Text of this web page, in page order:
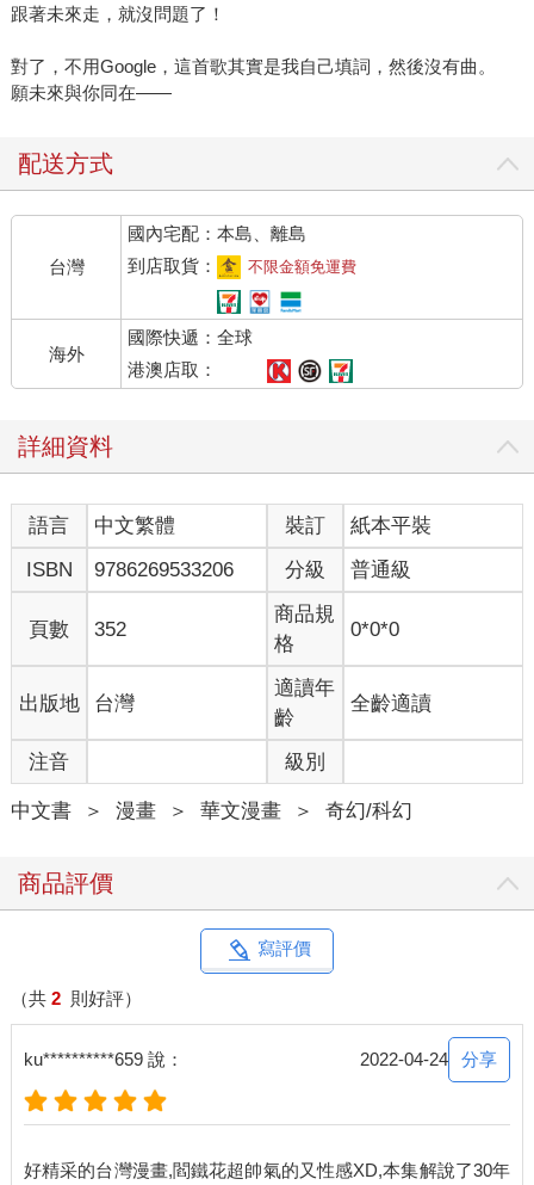
跟著未來走，就沒問題了！
對了，不用Google，這首歌其實是我自己填詞，然後沒有曲。
願未來與你同在――
配送方式
台灣
國內宅配：本島、離島
到店取貨：
不限金額免運費
海外
國際快遞：全球
港澳店取：
詳細資料
語言 中文繁體 裝訂
紙本平裝
ISBN
9786269533206 分級 普通級
頁數 352
商品規
格
0*0*0
出版地 台灣
適讀年
齡
全齡適讀
注音 級別
中文書 ＞ 漫畫 ＞ 華文漫畫 ＞ 奇幻/科幻
商品評價
寫評價
（共 2 則好評）
ku**********659 說： 2022-04-24 分享
好精采的台灣漫畫,閻鐵花超帥氣的又性感XD,本集解說了30年